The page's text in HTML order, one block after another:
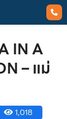
IN A
– แม่
1,018